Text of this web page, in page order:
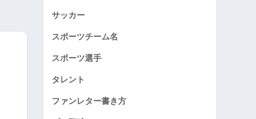
サッカー
スポーツチーム名
スポーツ選手
タレント
ファンレター書き方